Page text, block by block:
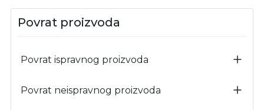
Povrat proizvoda
Povrat ispravnog proizvoda
Povrat neispravnog proizvoda